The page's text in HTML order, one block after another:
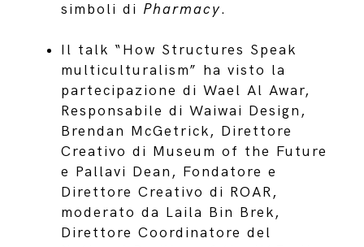
simboli di Pharmacy.
Il talk “How Structures Speak
multiculturalism” ha visto la
partecipazione di Wael Al Awar,
Responsabile di Waiwai Design,
Brendan McGetrick, Direttore
Creativo di Museum of the Future
e Pallavi Dean, Fondatore e
Direttore Creativo di ROAR,
moderato da Laila Bin Brek,
Direttore Coordinatore del